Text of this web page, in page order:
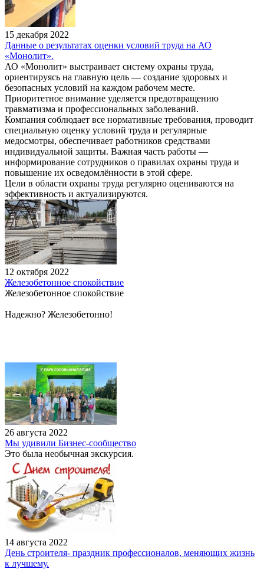
15 декабря 2022
Данные о результатах оценки условий труда на АО
«Монолит».
АО «Монолит» выстраивает систему охраны труда,
ориентируясь на главную цель — создание здоровых и
безопасных условий на каждом рабочем месте.
Приоритетное внимание уделяется предотвращению
травматизма и профессиональных заболеваний.
Компания соблюдает все нормативные требования, проводит
специальную оценку условий труда и регулярные
медосмотры, обеспечивает работников средствами
индивидуальной защиты. Важная часть работы —
информирование сотрудников о правилах охраны труда и
повышение их осведомлённости в этой сфере.
Цели в области охраны труда регулярно оцениваются на
эффективность и актуализируются.
12 октября 2022
Железобетонное спокойствие
Железобетонное спокойствие
Надежно? Железобетонно!
26 августа 2022
Мы удивили Бизнес-сообщество
Это была необычная экскурсия.
14 августа 2022
День строителя- праздник профессионалов, меняющих жизнь
к лучшему.